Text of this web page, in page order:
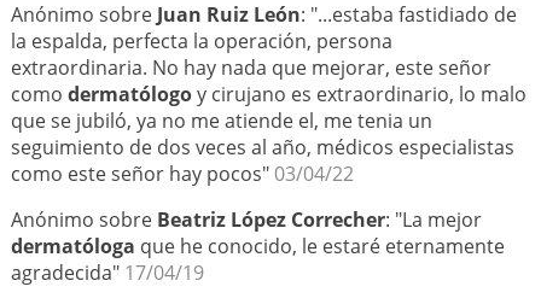
Anónimo sobreJuan Ruiz León: "...estaba fastidiado de
la espalda, perfecta la operación, persona
extraordinaria. No hay nada que mejorar, este señor
como dermatólogoy cirujano es extraordinario, lo malo
que se jubiló, ya no me atiende el, me tenia un
seguimiento de dos veces al año, médicos especialistas
como este señor hay pocos" 03/04/22
Anónimo sobre Beatriz López Correcher: "La mejor
dermatóloga que he conocido, le estaré eternamente
agradecida" 17/04/19